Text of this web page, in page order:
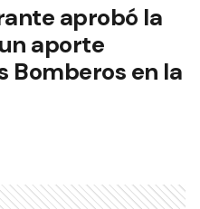
aprobó la
aporte
Bomberos en la